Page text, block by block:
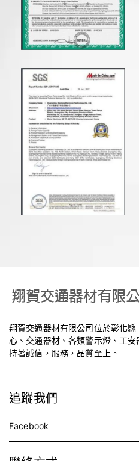
翔賀交通器材有限公司位於彰化
心、交通器材、各類警示燈、工
持著誠信，服務，品質至上。
追蹤我們
Facebook